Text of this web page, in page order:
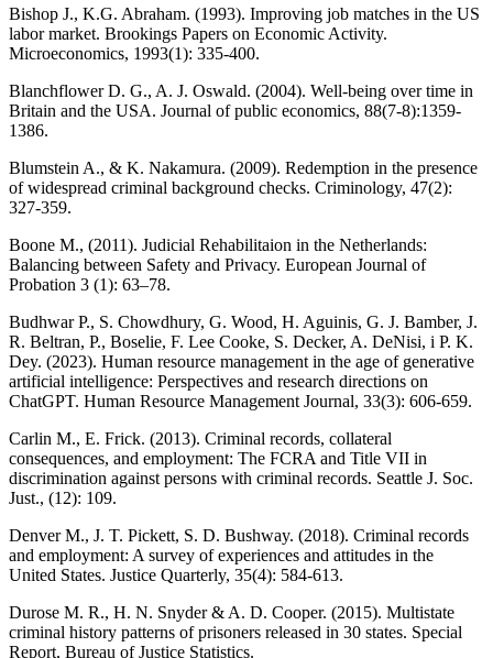
Bishop J., K.G. Abraham. (1993). Improving job matches in the US
labor market. Brookings Papers on Economic Activity.
Microeconomics, 1993(1): 335-400.
Blanchflower D. G., A. J. Oswald. (2004). Well-being over time in
Britain and the USA. Journal of public economics, 88(7-8):1359-
1386.
Blumstein A., & K. Nakamura. (2009). Redemption in the presence
of widespread criminal background checks. Criminology, 47(2):
327-359.
Boone M., (2011). Judicial Rehabilitaion in the Netherlands:
Balancing between Safety and Privacy. European Journal of
Probation 3 (1): 63–78.
Budhwar P., S. Chowdhury, G. Wood, H. Aguinis, G. J. Bamber, J.
R. Beltran, P., Boselie, F. Lee Cooke, S. Decker, A. DeNisi, i P. K.
Dey. (2023). Human resource management in the age of generative
artificial intelligence: Perspectives and research directions on
ChatGPT. Human Resource Management Journal, 33(3): 606-659.
Carlin M., E. Frick. (2013). Criminal records, collateral
consequences, and employment: The FCRA and Title VII in
discrimination against persons with criminal records. Seattle J. Soc.
Just., (12): 109.
Denver M., J. T. Pickett, S. D. Bushway. (2018). Criminal records
and employment: A survey of experiences and attitudes in the
United States. Justice Quarterly, 35(4): 584-613.
Durose M. R., H. N. Snyder & A. D. Cooper. (2015). Multistate
criminal history patterns of prisoners released in 30 states. Special
Report, Bureau of Justice Statistics.